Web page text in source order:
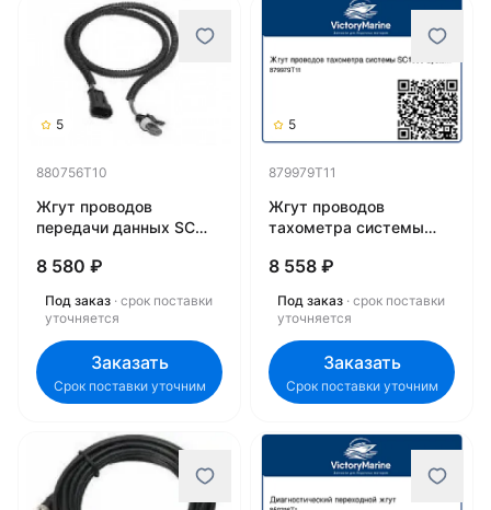
5
880756T10
Жгут проводов
передачи данных SC
8 580 ₽
Под заказ · срок поставки
уточняется
Заказать
Срок поставки уточним
5
879979T11
Жгут проводов
тахометра системы
879979T11
8 558 ₽
Под заказ · срок поставки
уточняется
Заказать
Срок поставки уточним